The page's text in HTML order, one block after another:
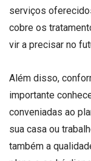
serviços
cobre os
vir a precisar no
Além disso,
importante
conveniadas ao
sua casa ou
também a